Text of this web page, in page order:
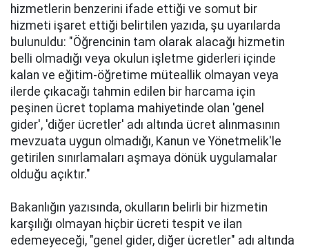
hizmetlerin benzerini ifade ettiği ve somut bir
hizmeti işaret ettiği belirtilen yazıda, şu uyarılarda
bulunuldu: "Öğrencinin tam olarak alacağı hizmetin
belli olmadığı veya okulun işletme giderleri içinde
kalan ve eğitim-öğretime müteallik olmayan veya
ilerde çıkacağı tahmin edilen bir harcama için
peşinen ücret toplama mahiyetinde olan 'genel
gider', 'diğer ücretler' adı altında ücret alınmasının
mevzuata uygun olmadığı, Kanun ve Yönetmelik'le
getirilen sınırlamaları aşmaya dönük uygulamalar
olduğu açıktır."
Bakanlığın yazısında, okulların belirli bir hizmetin
karşılığı olmayan hiçbir ücreti tespit ve ilan
edemeyeceği, "genel gider, diğer ücretler" adı altında